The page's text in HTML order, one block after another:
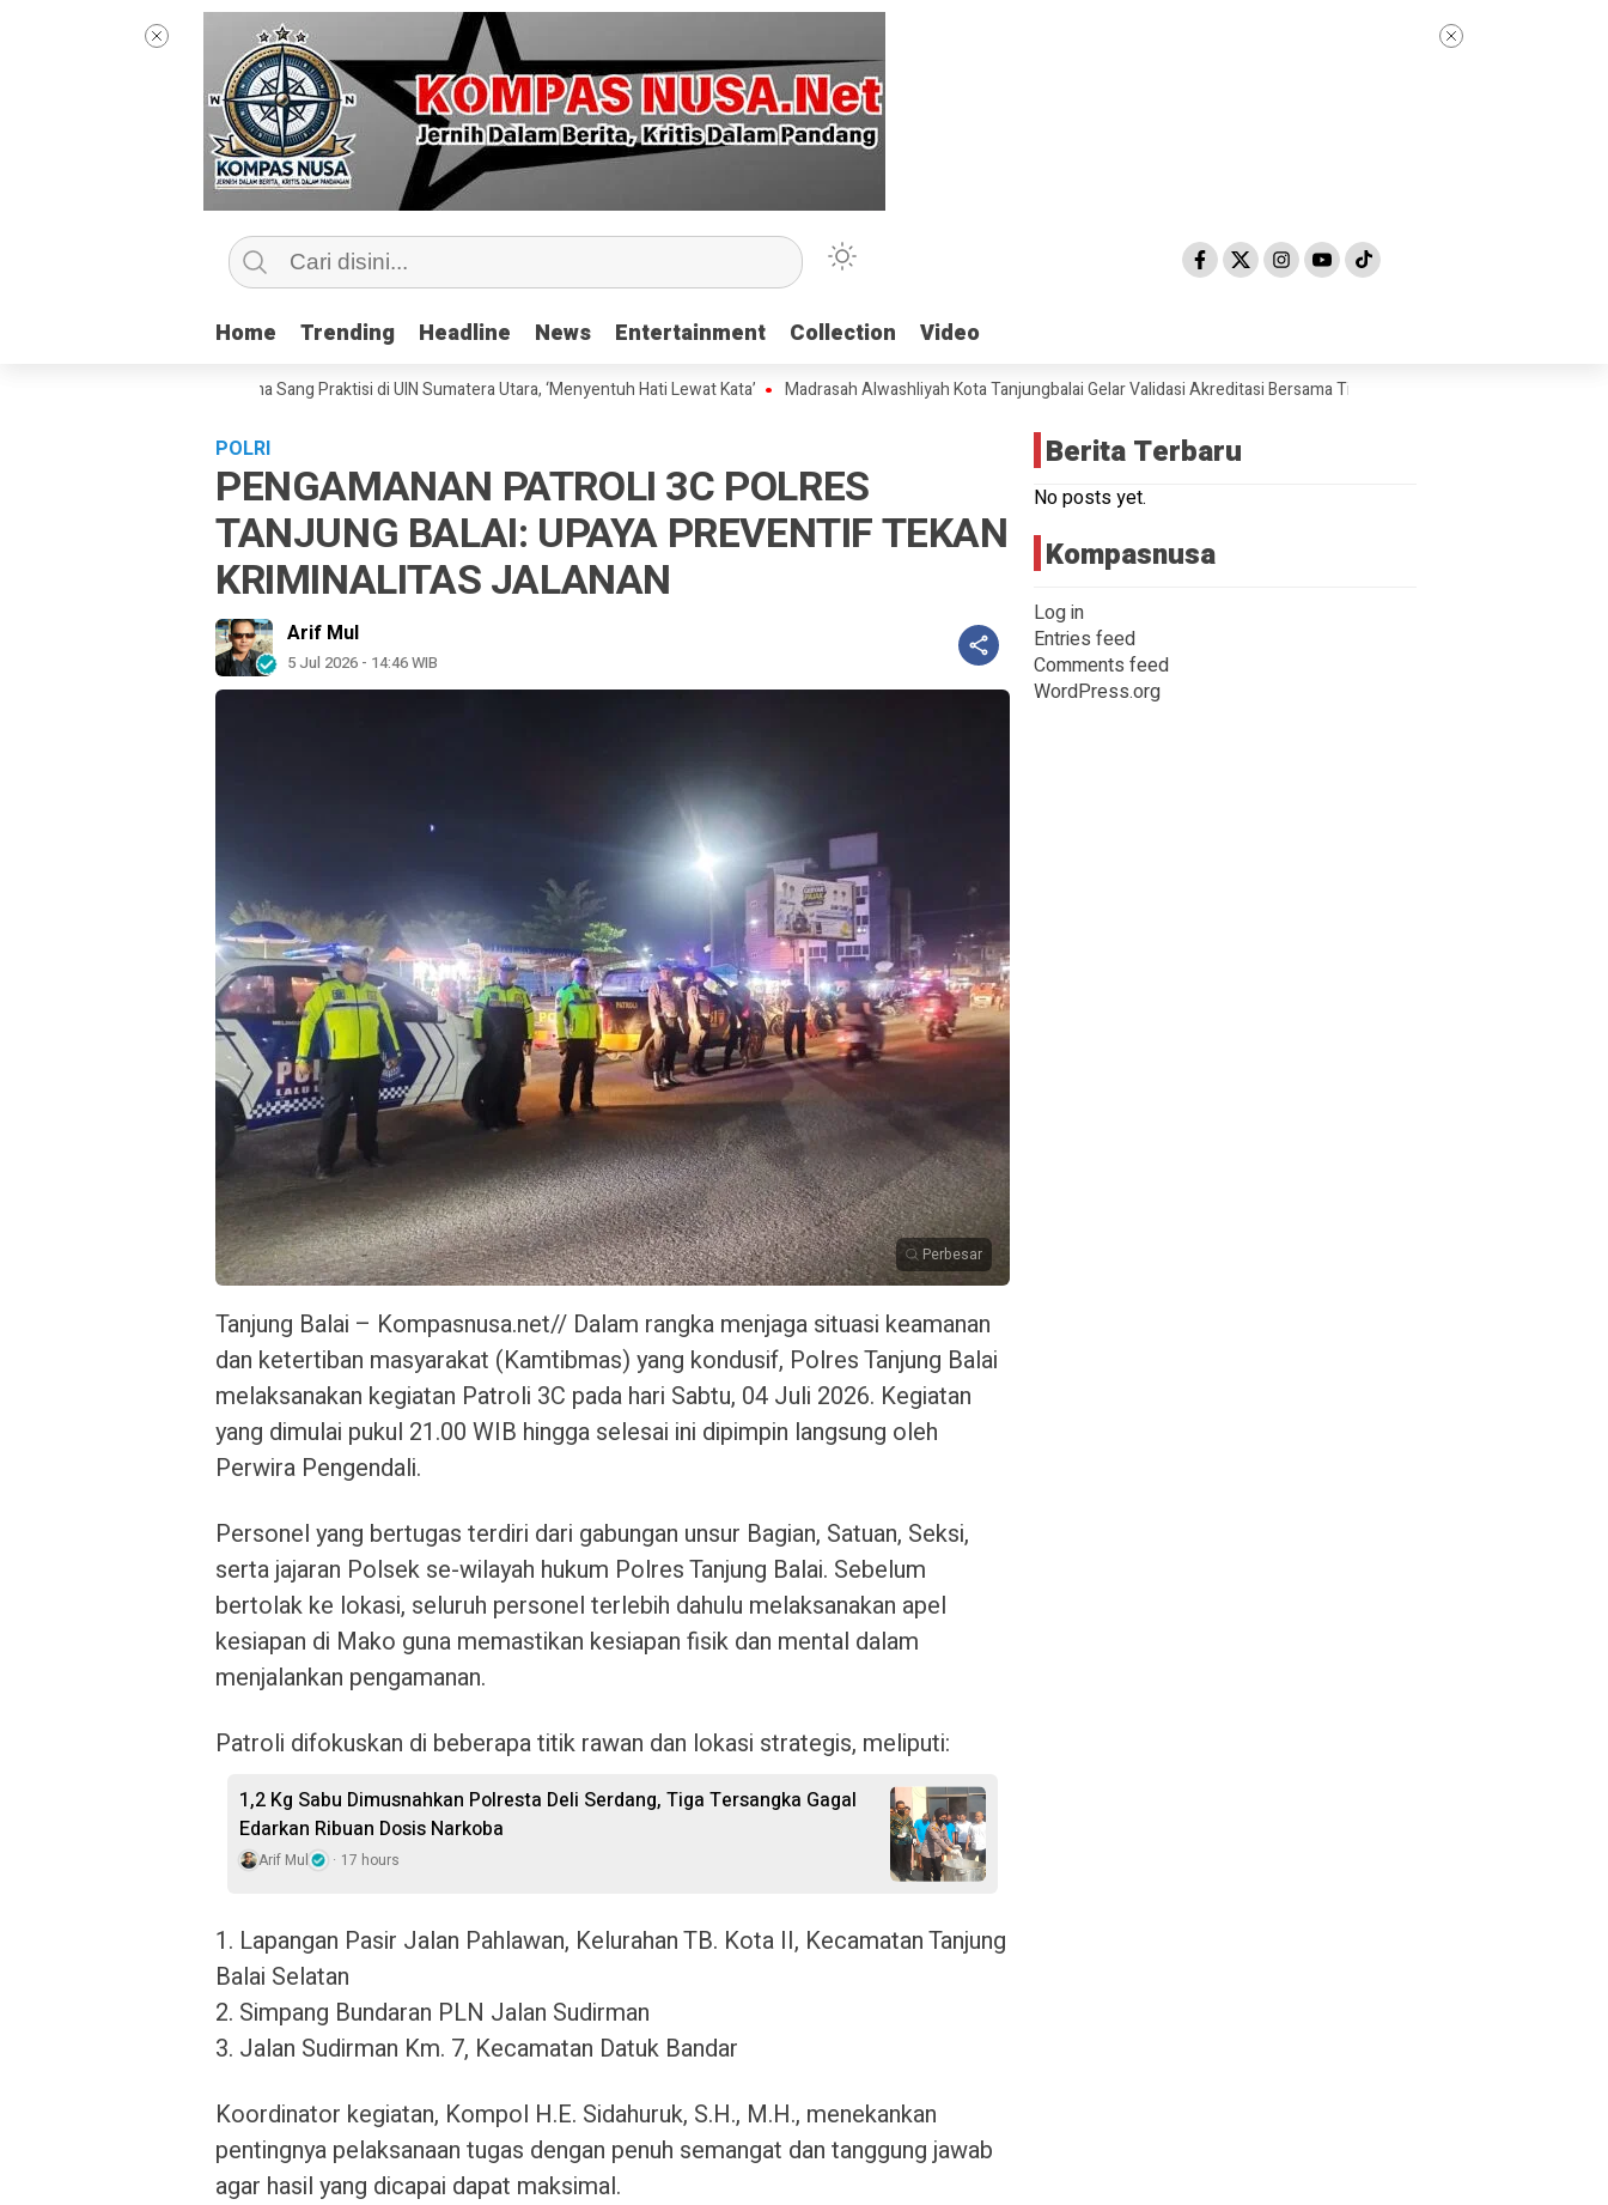
Home Trending Headline News Entertainment Collection Video
Home Trending Headline News Entertainment Collection Video
Kelas Jurnalisme Bersama Sang Praktisi di UIN Sumatera Utara, ‘Menyentuh Hati Lewat Kata’ Madrasah Alwashliyah Kota Tanjungbalai Gelar Validasi Akreditasi Bersama Tim Asesor BAN-PDM Tahun 2026
POLRI
PENGAMANAN PATROLI 3C POLRES
TANJUNG BALAI: UPAYA PREVENTIF TEKAN
KRIMINALITAS JALANAN
Arif Mul
5 Jul 2026 - 14:46 WIB
Perbesar
Tanjung Balai – Kompasnusa.net// Dalam rangka menjaga situasi keamanan
dan ketertiban masyarakat (Kamtibmas) yang kondusif, Polres Tanjung Balai
melaksanakan kegiatan Patroli 3C pada hari Sabtu, 04 Juli 2026. Kegiatan
yang dimulai pukul 21.00 WIB hingga selesai ini dipimpin langsung oleh
Perwira Pengendali.
Personel yang bertugas terdiri dari gabungan unsur Bagian, Satuan, Seksi,
serta jajaran Polsek se-wilayah hukum Polres Tanjung Balai. Sebelum
bertolak ke lokasi, seluruh personel terlebih dahulu melaksanakan apel
kesiapan di Mako guna memastikan kesiapan fisik dan mental dalam
menjalankan pengamanan.
Patroli difokuskan di beberapa titik rawan dan lokasi strategis, meliputi:
1,2 Kg Sabu Dimusnahkan Polresta Deli Serdang, Tiga Tersangka Gagal
Edarkan Ribuan Dosis Narkoba
Arif Mul 17 hours
1. Lapangan Pasir Jalan Pahlawan, Kelurahan TB. Kota II, Kecamatan Tanjung
Balai Selatan
2. Simpang Bundaran PLN Jalan Sudirman
3. Jalan Sudirman Km. 7, Kecamatan Datuk Bandar
Koordinator kegiatan, Kompol H.E. Sidahuruk, S.H., M.H., menekankan
pentingnya pelaksanaan tugas dengan penuh semangat dan tanggung jawab
agar hasil yang dicapai dapat maksimal.
Berita Terbaru
No posts yet.
Kompasnusa
Log in
Entries feed
Comments feed
WordPress.org